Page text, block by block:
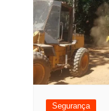
Segurança